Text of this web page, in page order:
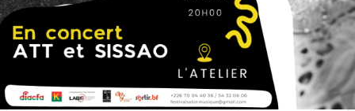
Appeler Laisser un avis Ajouter aux
Description